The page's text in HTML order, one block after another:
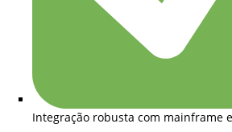
Integração robusta com mainframe